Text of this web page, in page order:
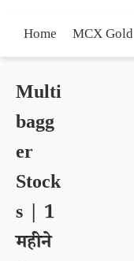
Home MCX Gold
Multi
bagg
er
Stock
s | 1
महीने